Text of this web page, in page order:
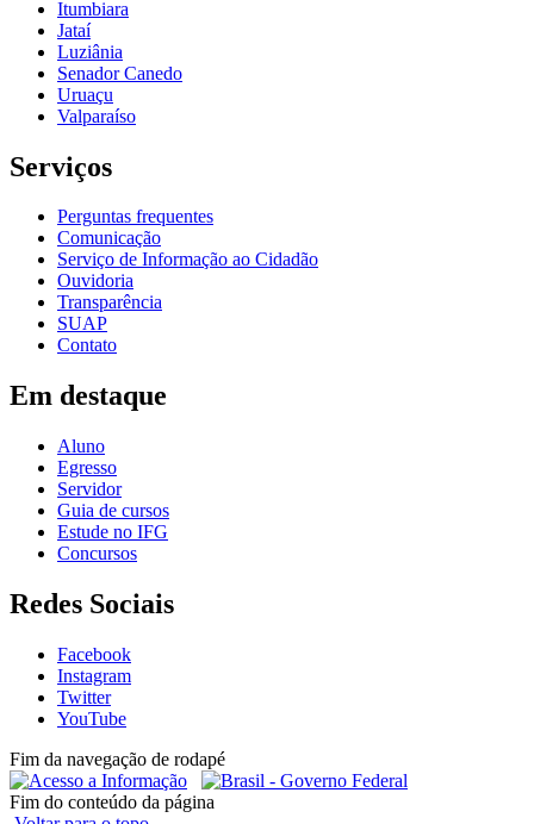
Itumbiara
Jataí
Luziânia
Senador Canedo
Uruaçu
Valparaíso
Serviços
Perguntas frequentes
Comunicação
Serviço de Informação ao Cidadão
Ouvidoria
Transparência
SUAP
Contato
Em destaque
Aluno
Egresso
Servidor
Guia de cursos
Estude no IFG
Concursos
Redes Sociais
Facebook
Instagram
Twitter
YouTube
Fim da navegação de rodapé
Fim do conteúdo da página